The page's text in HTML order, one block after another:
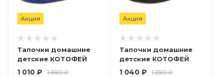
Акция
Тапочки домашние
детские КОТОФЕЙ
1 010 ₽ 1 690₽
Акция
Тапочки домашние
детские КОТОФЕЙ
1 040₽ 1 390₽